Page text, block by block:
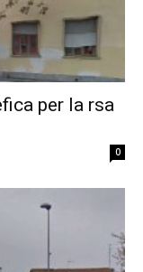
per la rsa
0